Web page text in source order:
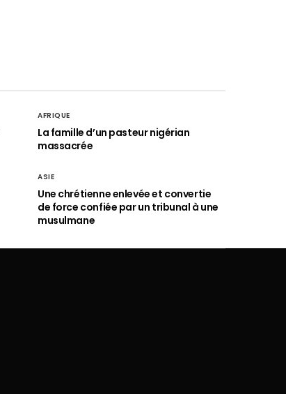
AFRIQUE
La famille d’un pasteur nigérian
massacrée
ASIE
Une chrétienne enlevée et convertie
de force confiée par un tribunal à une
musulmane